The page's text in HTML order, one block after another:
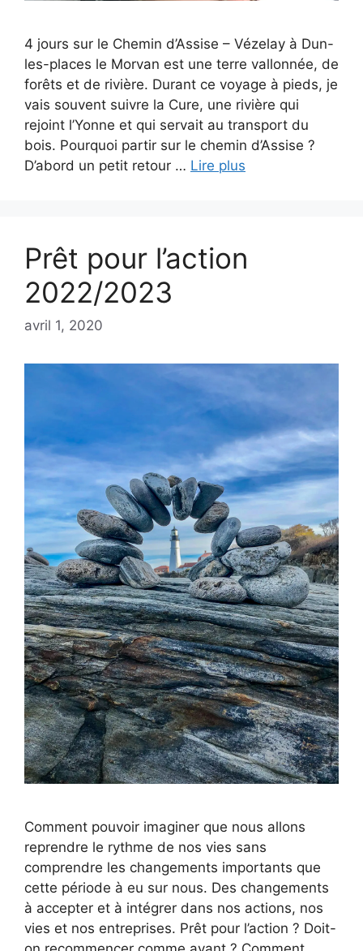
4 jours sur le Chemin d’Assise – Vézelay à Dun-
les-places le Morvan est une terre vallonnée, de
forêts et de rivière. Durant ce voyage à pieds, je
vais souvent suivre la Cure, une rivière qui
rejoint l’Yonne et qui servait au transport du
bois. Pourquoi partir sur le chemin d’Assise ?
D’abord un petit retour … Lire plus
Prêt pour l’action
2022/2023
avril 1, 2020
Comment pouvoir imaginer que nous allons
reprendre le rythme de nos vies sans
comprendre les changements importants que
cette période à eu sur nous. Des changements
à accepter et à intégrer dans nos actions, nos
vies et nos entreprises. Prêt pour l’action ? Doit-